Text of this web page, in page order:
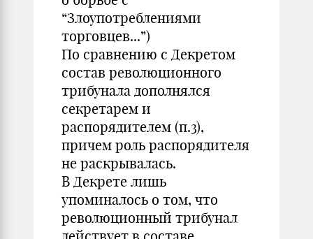
“Злоупотреблениями
торговцев...”)
По сравнению с Декретом
состав революционного
трибунала дополнялся
секретарем и
распорядителем (п.3),
причем роль распорядителя
не раскрывалась.
В Декрете лишь
упоминалось о том, что
революционный трибунал